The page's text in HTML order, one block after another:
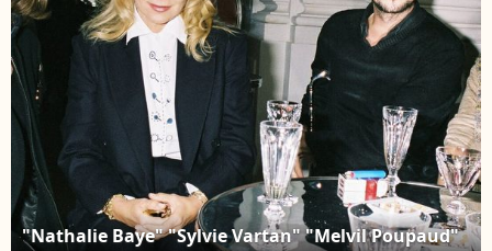
"Nathalie Baye" "Sylvie Vartan" "Melvil Poupaud"